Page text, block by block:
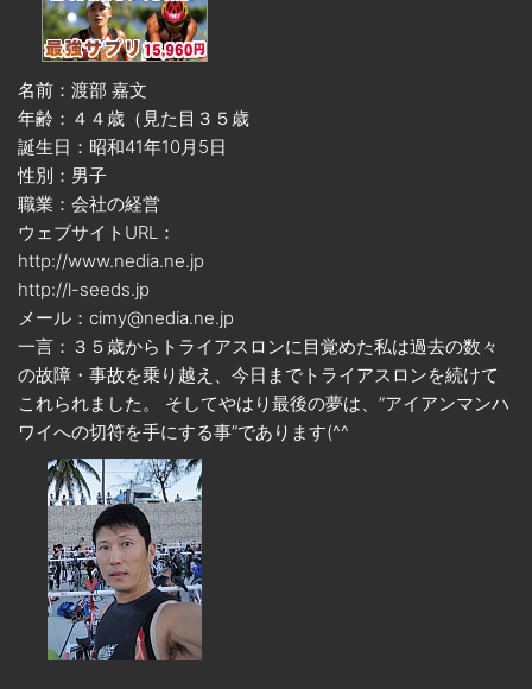
名前：渡部 嘉文
年齢：４４歳（見た目３５歳
誕生日：昭和41年10月5日
性別：男子
職業：会社の経営
ウェブサイトURL：
http://www.nedia.ne.jp
http://l-seeds.jp
メール：cimy@nedia.ne.jp
一言：３５歳からトライアスロンに目覚めた私は過去の数々
の故障・事故を乗り越え、今日までトライアスロンを続けて
これられました。 そしてやはり最後の夢は、”アイアンマンハ
ワイへの切符を手にする事”であります(^^ゞ